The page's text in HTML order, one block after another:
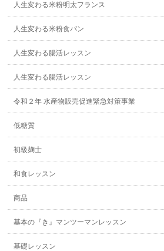
人生変わる米粉明太フランス
人生変わる米粉食パン
人生変わる腸活レッスン
人生変わる腸活レッスン
令和２年 水産物販売促進緊急対策事業
低糖質
初級麹士
和食レッスン
商品
基本の『き』マンツーマンレッスン
基礎レッスン